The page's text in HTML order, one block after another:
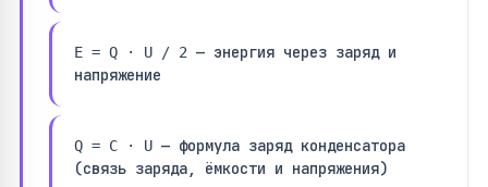
E = Q · U / 2 — энергия через заряд и
напряжение
Q = C · U — формула заряд конденсатора
(связь заряда, ёмкости и напряжения)